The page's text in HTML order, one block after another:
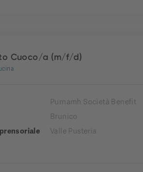
Cuoco/a (m/f/d)
Purnamh Società Benefit
Brunico
Valle Pusteria